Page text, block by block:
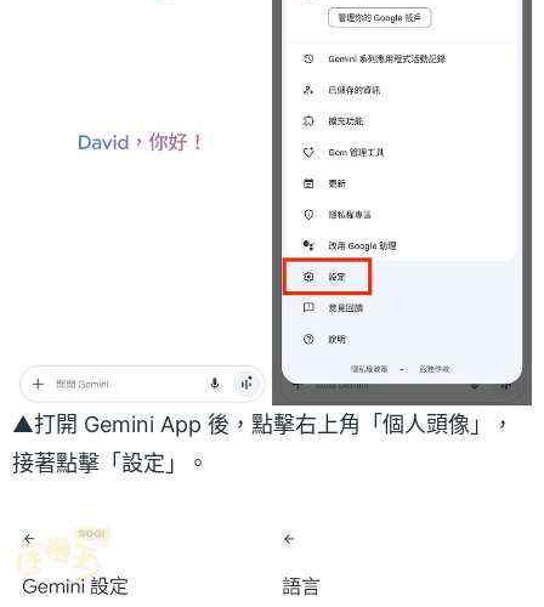
▲打開 Gemini App 後，點擊右上角「個人頭像」，
接著點擊「設定」。